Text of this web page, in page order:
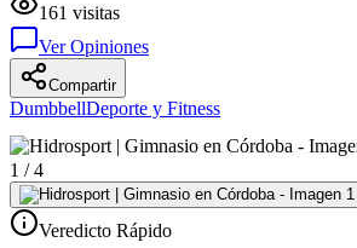
161 visitas
Ver Opiniones
Compartir
DumbbellDeporte y Fitness
1 /4
Veredicto Rápido